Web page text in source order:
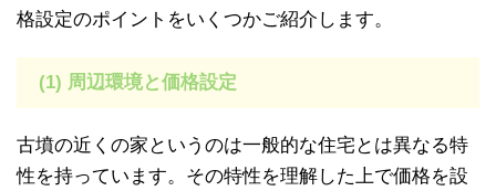
格設定のポイントをいくつかご紹介します。
(1) 周辺環境と価格設定
古墳の近くの家というのは一般的な住宅とは異なる特
性を持っています。その特性を理解した上で価格を設